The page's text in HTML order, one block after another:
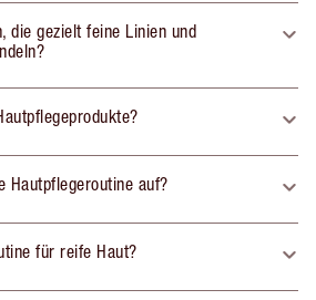
die gezielt feine Linien und
Hautpflegeroutine auf?
für reife Haut?